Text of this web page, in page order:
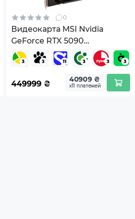
0
Видеокарта MSI Nvidia
GeForce RTX 5090
LIGHTNING Z 32G (G5090-
32LZ)
449999 ₴ 40909 ₴
х11 платежей